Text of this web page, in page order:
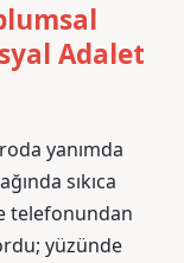
Adalet
yanımda
sıkıca
telefonundan
yüzünde